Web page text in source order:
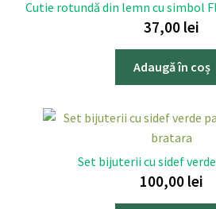
Cutie rotundă din lemn cu simbol
37,00 lei
Adaugă în coș
Set bijuterii cu sidef verde
100,00 lei